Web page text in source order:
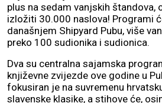
plus na sedam vanjskih štandova,
izložiti 30.000 naslova! Programi
današnjem Shipyard Pubu, više
preko 100 sudionika i sudionica.
Dva su centralna sajamska
književne zvijezde ove godine u
fokusiran je na suvremenu
slavenske klasike, a stihove će,